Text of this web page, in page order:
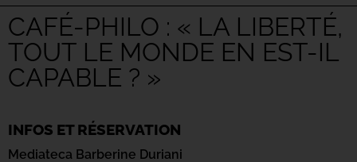
CAFÉ-PHILO : « LA LIBERTÉ,
TOUT LE MONDE EN EST-IL
CAPABLE ? »
INFOS ET RÉSERVATION
Mediateca Barberine Duriani